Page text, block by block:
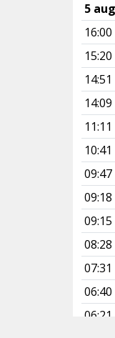
5
16:00
15:20
14:51
14:09
11:11
10:41
09:47
09:18
09:15
08:28
07:31
06:40
06:21